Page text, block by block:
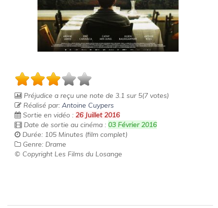
Préjudice a reçu une note de 3.1 sur 5(7 votes)
Réalisé par: Antoine Cuypers
Sortie en vidéo : 26 Juillet 2016
Date de sortie au cinéma : 03 Février 2016
Durée: 105 Minutes (film complet)
Genre: Drame
© Copyright Les Films du Losange